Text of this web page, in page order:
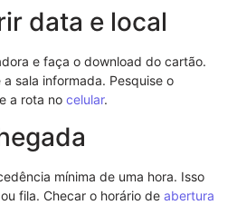
data e local
e faça o download do cartão.
sala informada. Pesquise o
a rota no celular.
mínima de uma hora. Isso
fila. Checar o horário de abertura